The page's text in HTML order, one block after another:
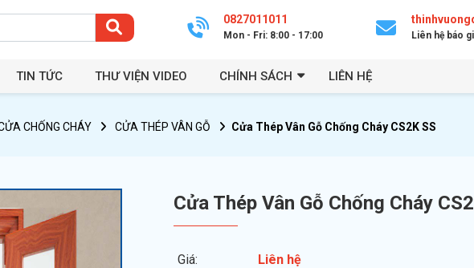
0827011011
Mon - Fri: 8:00 - 17:00 Liên hệ báo
TIN TỨC THƯ VIỆN VIDEO CHÍNH SÁCH LIÊN HỆ
CHỐNG CHÁY CỬA THÉP VÂN GỖ Cửa Thép Vân Gỗ Chống Cháy CS2K SS
Cửa Thép Vân Gỗ Chống Cháy
Giá: Liên hệ